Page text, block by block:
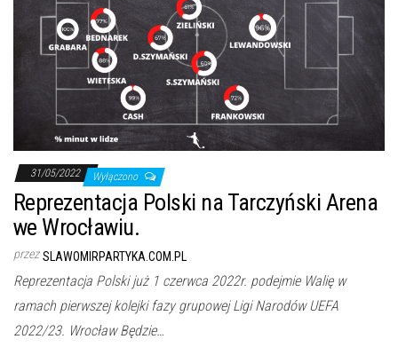
31/05/2022 Wyłączono
Reprezentacja Polski na Tarczyński Arena
we Wrocławiu.
przez SLAWOMIRPARTYKA.COM.PL
Reprezentacja Polski już 1 czerwca 2022r. podejmie Walię w
ramach pierwszej kolejki fazy grupowej Ligi Narodów UEFA
2022/23. Wrocław Będzie…